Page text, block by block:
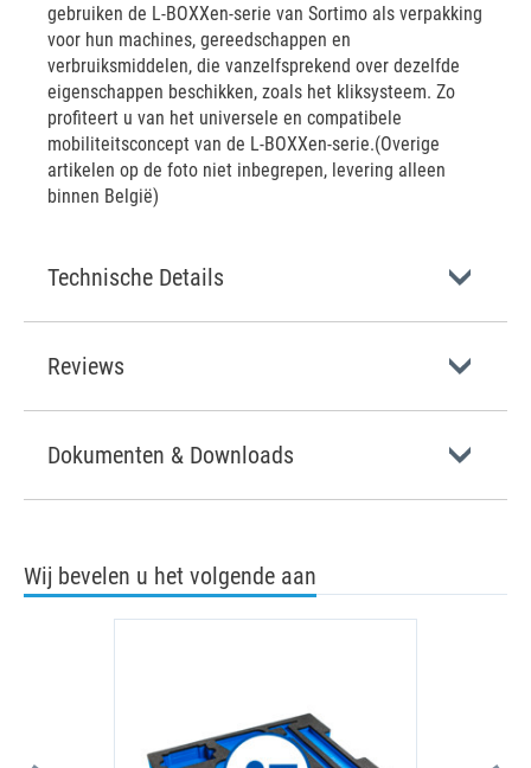
gebruiken de L-BOXXen-serie van Sortimo als verpakking
voor hun machines, gereedschappen en
verbruiksmiddelen, die vanzelfsprekend over dezelfde
eigenschappen beschikken, zoals het kliksysteem. Zo
profiteert u van het universele en compatibele
mobiliteitsconcept van de L-BOXXen-serie.(Overige
artikelen op de foto niet inbegrepen, levering alleen
binnen België)
Technische Details
Reviews
Dokumenten & Downloads
Wij bevelen u het volgende aan